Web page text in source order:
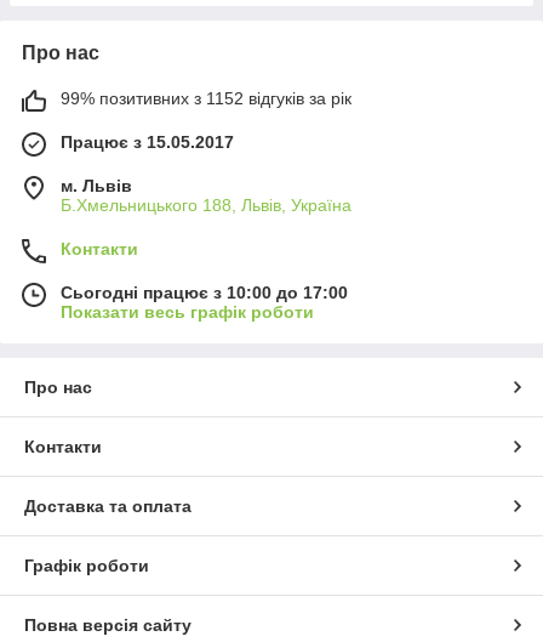
Про нас
99% позитивних з 1152 відгуків за рік
Працює з 15.05.2017
м. Львів
Б.Хмельницького 188, Львів, Україна
Контакти
Сьогодні працює з 10:00 до 17:00
Показати весь графік роботи
Про нас
Контакти
Доставка та оплата
Графік роботи
Повна версія сайту